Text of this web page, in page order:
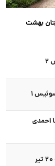
بهشت
احمدی